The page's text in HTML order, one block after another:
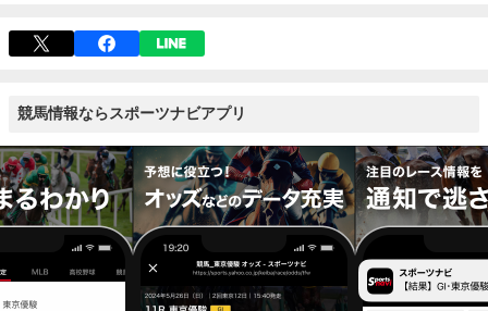
競馬情報ならスポーツナビアプリ